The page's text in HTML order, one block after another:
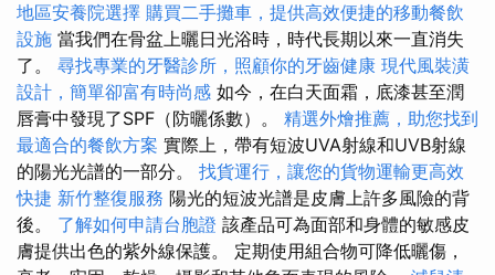
地區安養院選擇 購買二手攤車，提供高效便捷的移動餐飲
設施 當我們在骨盆上曬日光浴時，時代長期以來一直消失
了。 尋找專業的牙醫診所，照顧你的牙齒健康 現代風裝潢
設計，簡單卻富有時尚感 如今，在白天面霜，底漆甚至潤
唇膏中發現了SPF（防曬係數）。 精選外燴推薦，助您找到
最適合的餐飲方案 實際上，帶有短波UVA射線和UVB射線
的陽光光譜的一部分。 找貨運行，讓您的貨物運輸更高效
快捷 新竹整復服務 陽光的短波光譜是皮膚上許多風險的背
後。 了解如何申請台胞證 該產品可為面部和身體的敏感皮
膚提供出色的紫外線保護。 定期使用組合物可降低曬傷，